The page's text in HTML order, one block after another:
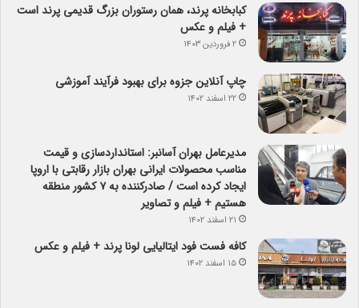
کبابخانه پرند، همان رستوران بزرگ قدیمی پرند است
+ فیلم و عکس
۲ فروردین ۱۴۰۳
چاپ آنلاین جزوه برای بهبود فرآیند آموزشی
۲۲ اسفند ۱۴۰۲
مدیرعامل بهران آسانبر: استانداردسازی و قیمت
مناسب محصولات ایرانی بهران بازار رقابتی با اروپا
ایجاد کرده است / صادرکننده به ۷ کشور منطقه
هستیم + فیلم و تصاویر
۲۱ اسفند ۱۴۰۲
کافه فست فود ایتالیایی لونا پرند + فیلم و عکس
۱۵ اسفند ۱۴۰۲